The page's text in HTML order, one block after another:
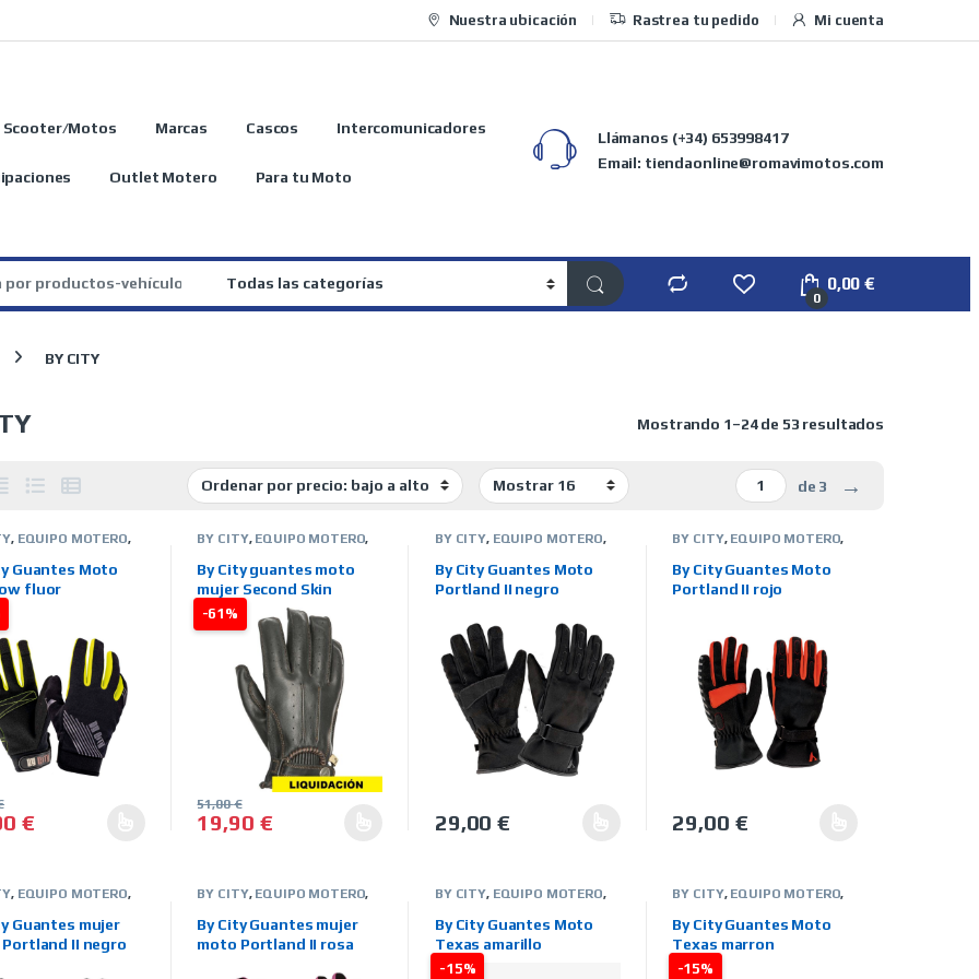
Nuestra ubicación Rastrea tu pedido Mi cuenta
Scooter/Motos Marcas Cascos Intercomunicadores
Outlet Motero Para tu Moto
Llámanos (+34) 653998417
Email: tiendaonline@romavimotos.com
0
0,00€
BY CITY
Mostrando 1–24 de 53 resultados
de 3 →
, EQUIPO MOTERO,
,TIENDA ON LINE
Guantes Moto
fluor
€ tiene múltiples variantes. Las opciones se pueden elegir en la página de producto
-61%
BY CITY, EQUIPO MOTERO,
OUTLET MOTERO,PIEL-
OUTLET,TIENDA ON LINE
VERANO
By City guantes moto
mujer Second Skin
19,90 €
51,00€
Este producto tiene múltiples variantes. Las opciones se pueden elegir en la página de producto
BY CITY, EQUIPO MOTERO,
INVIERNO, MARCAS,TIENDA
ON LINE
By City Guantes Moto
Portland II negro
29,00€
Este producto tiene múltiples variantes. Las opciones se pueden elegir
BY CITY, EQUIPO MOTERO,
INVIERNO, MARCAS,TIENDA
ON LINE
By City Guantes Moto
Portland II rojo
29,00 €
Este producto tiene múltiples variantes.
, EQUIPO MOTERO,
,MUJER,TIENDA ON
Guantes mujer
II negro
BY CITY, EQUIPO MOTERO,
MARCAS,MUJER,TIENDA ON
LINE
By City Guantes mujer
moto Portland II rosa
-15%
BY CITY, EQUIPO MOTERO,
MARCAS,TIENDA ON LINE
VERANO
By City Guantes Moto
Texas amarillo
-15%
BY CITY, EQUIPO MOTERO,
MARCAS,TIENDA ON LINE
VERANO
By City Guantes Moto
Texas marron